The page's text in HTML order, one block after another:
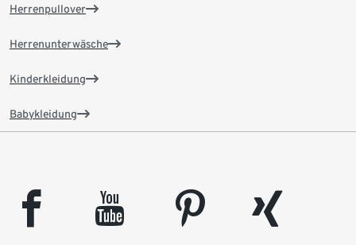
Herrenpullover
Herrenunterwäsche
Kinderkleidung
Babykleidung
facebook youtube pinterest
xing